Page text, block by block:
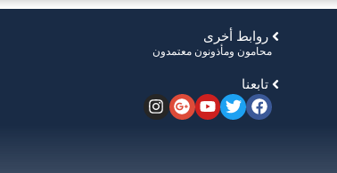
روابط أخرى
محامون ومأذونون معتمدون
تابعنا